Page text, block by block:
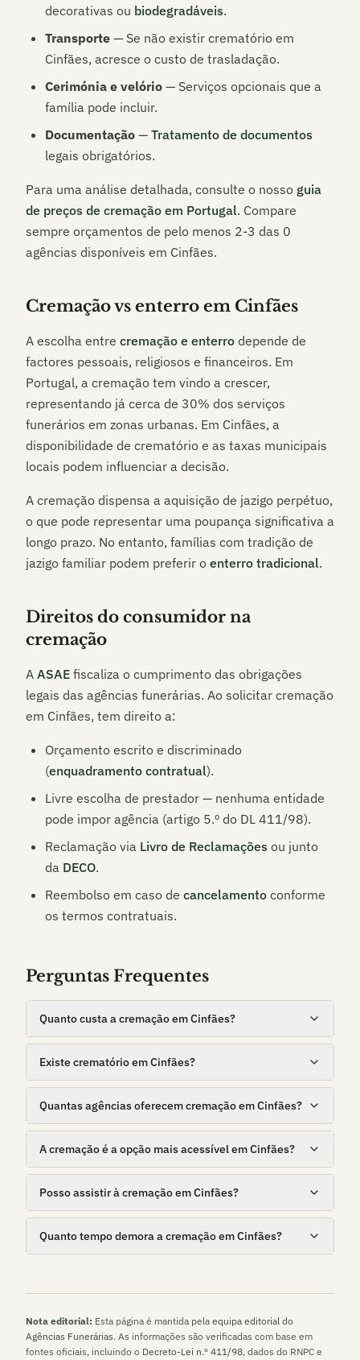
decorativas ou biodegradáveis.
Transporte — Se não existir crematório em
Cinfães, acresce o custo de trasladação.
Cerimónia e velório — Serviços opcionais que a
família pode incluir.
Documentação — Tratamento de documentos
legais obrigatórios.
Para uma análise detalhada, consulte o nosso guia
de preços de cremação em Portugal. Compare
sempre orçamentos de pelo menos 2-3 das 0
agências disponíveis em Cinfães.
Cremação vs enterro em Cinfães
A escolha entre cremação e enterro depende de
factores pessoais, religiosos e financeiros. Em
Portugal, a cremação tem vindo a crescer,
representando já cerca de 30% dos serviços
funerários em zonas urbanas. Em Cinfães, a
disponibilidade de crematório e as taxas municipais
locais podem influenciar a decisão.
A cremação dispensa a aquisição de jazigo perpétuo,
o que pode representar uma poupança significativa a
longo prazo. No entanto, famílias com tradição de
jazigo familiar podem preferir o enterro tradicional.
Direitos do consumidor na
cremação
A ASAE fiscaliza o cumprimento das obrigações
legais das agências funerárias. Ao solicitar cremação
em Cinfães, tem direito a:
Orçamento escrito e discriminado
(enquadramento contratual).
Livre escolha de prestador — nenhuma entidade
pode impor agência (artigo 5.º do DL 411/98).
Reclamação via Livro de Reclamações ou junto
da DECO.
Reembolso em caso de cancelamento conforme
os termos contratuais.
Perguntas Frequentes
Quanto custa a cremação em Cinfães?
Existe crematório em Cinfães?
Quantas agências oferecem cremação em Cinfães?
A cremação é a opção mais acessível em Cinfães?
Posso assistir à cremação em Cinfães?
Quanto tempo demora a cremação em Cinfães?
Nota editorial: Esta página é mantida pela equipa editorial do
Agências Funerárias. As informações são verificadas com base em
fontes oficiais, incluindo o Decreto-Lei n.º 411/98, dados do RNPC e